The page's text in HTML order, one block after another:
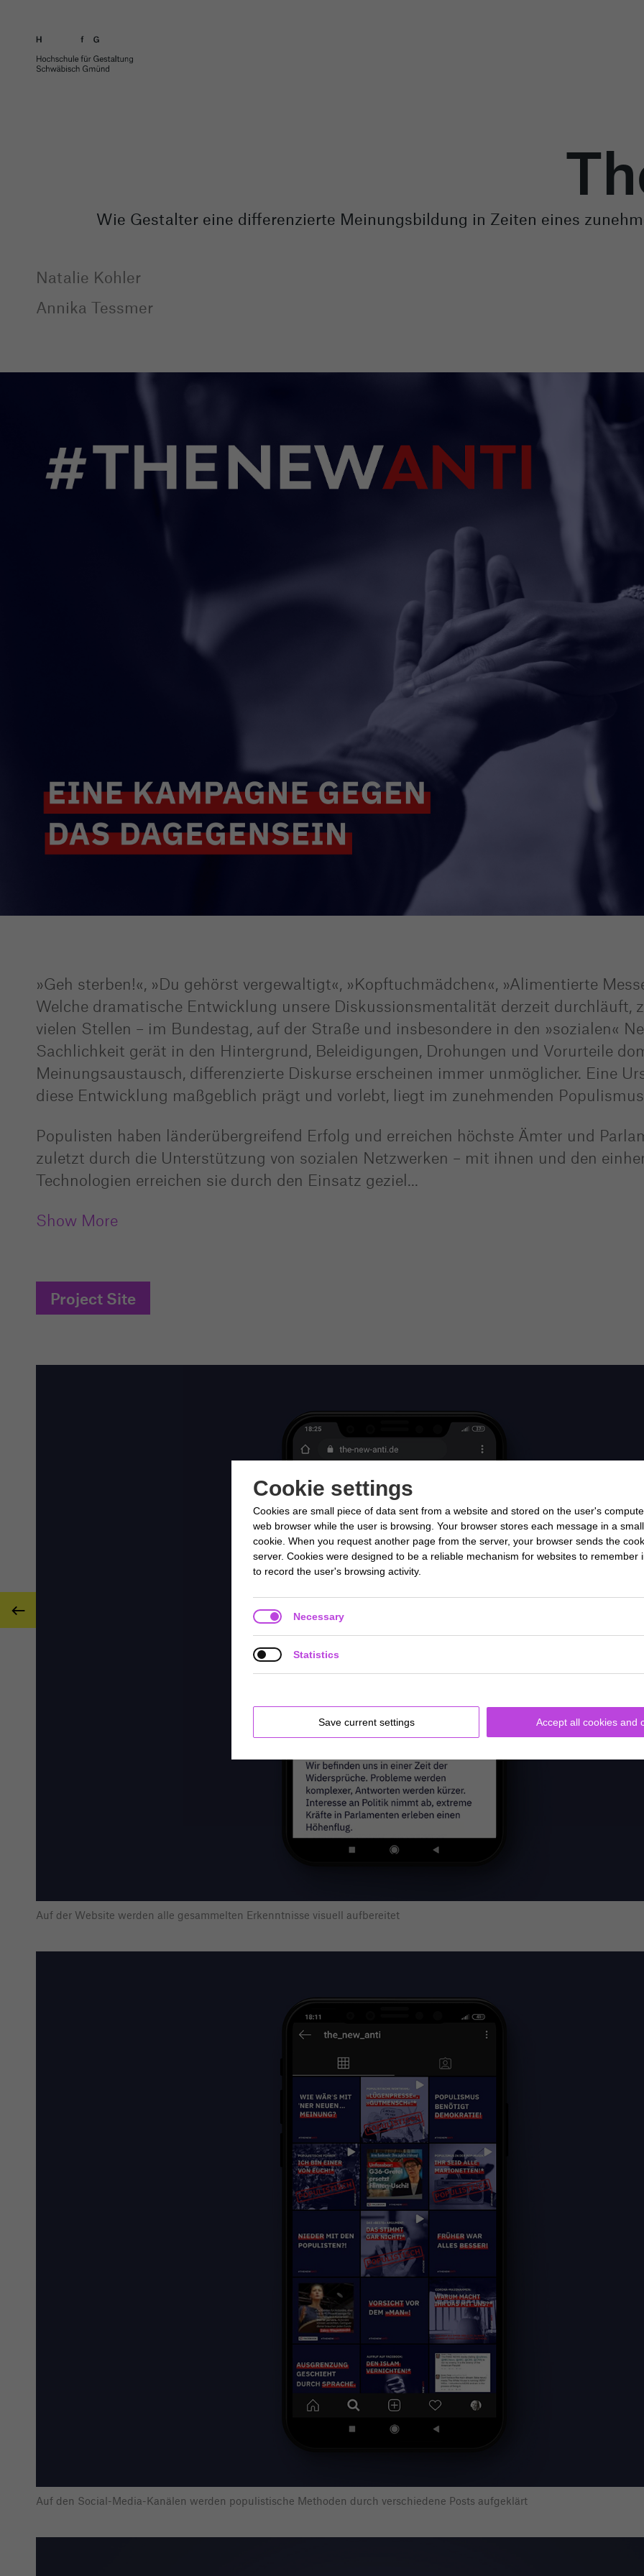
Wie Gestalter eine differenzierte Meinungsbildung in Zeiten eines
Natalie Kohler
Annika Tessmer
»Geh sterben!«, »Du gehörst vergewaltigt«, »Kopftuchmädchen«, »Alimentierte
Welche dramatische Entwicklung unsere Diskussionsmentalität derzeit durchläuft,
vielen Stellen – im Bundestag, auf der Straße und insbesondere in den »sozialen«
Sachlichkeit gerät in den Hintergrund, Beleidigungen, Drohungen und Vorurteile
Meinungsaustausch, differenzierte Diskurse erscheinen immer unmöglicher. Eine
diese Entwicklung maßgeblich prägt und vorlebt, liegt im zunehmenden
Populisten haben länderübergreifend Erfolg und erreichen höchste Ämter und
zuletzt durch die Unterstützung von sozialen Netzwerken – mit ihnen und den
Technologien erreichen sie durch den Einsatz geziel...
Show More
Project Site
Auf der Website werden alle gesammelten Erkenntnisse visuell aufbereitet
Auf den Social-Media-Kanälen werden populistische Methoden durch verschiedene Posts aufgeklärt

Cookie settings
Cookies are small piece of data sent from a website and stored on the user's
web browser while the user is browsing. Your browser stores each message in a
cookie. When you request another page from the server, your browser sends the
server. Cookies were designed to be a reliable mechanism for websites to remember
to record the user's browsing activity.
Necessary
Statistics
Save current settings Accept all cookies and